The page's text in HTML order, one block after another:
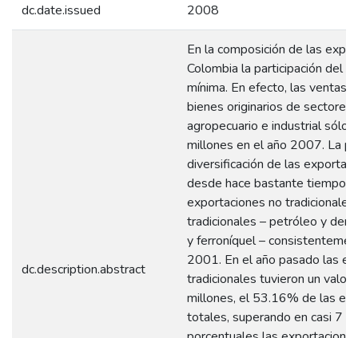
dc.date.issued 2008
dc.description.abstract
En la composición de las
Colombia la participación del
mínima. En efecto, las ventas
bienes originarios de sectores
agropecuario e industrial sólo
millones en el año 2007. La
diversificación de las
desde hace bastante tiempo,
exportaciones no
tradicionales – petróleo y
y ferroníquel –
2001. En el año pasado las
tradicionales tuvieron un
millones, el 53.16% de las
totales, superando en casi 7